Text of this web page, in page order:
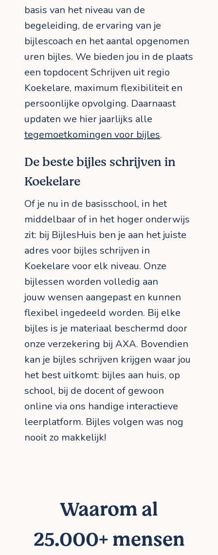
basis van het niveau van de
begeleiding, de ervaring van je
bijlescoach en het aantal opgenomen
uren bijles. We bieden jou in de plaats
een topdocent Schrijven uit regio
Koekelare, maximum flexibiliteit en
persoonlijke opvolging. Daarnaast
updaten we hier jaarlijks alle
tegemoetkomingen voor bijles.
De beste bijles schrijven in
Koekelare
Of je nu in de basisschool, in het
middelbaar of in het hoger onderwijs
zit: bij BijlesHuis ben je aan het juiste
adres voor bijles schrijven in
Koekelare voor elk niveau. Onze
bijlessen worden volledig aan
jouw wensen aangepast en kunnen
flexibel ingedeeld worden. Bij elke
bijles is je materiaal beschermd door
onze verzekering bij AXA. Bovendien
kan je bijles schrijven krijgen waar jou
het best uitkomt: bijles aan huis, op
school, bij de docent of gewoon
online via ons handige interactieve
leerplatform. Bijles volgen was nog
nooit zo makkelijk!
Waarom al
25.000+ mensen